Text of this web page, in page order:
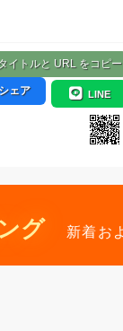
イトルと URL をコピー
シェア LINE
グ 新着お